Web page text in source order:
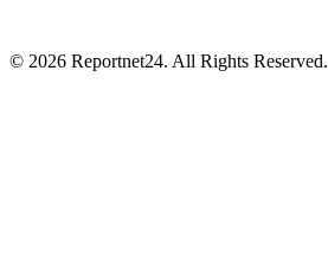
© 2026 Reportnet24. All Rights Reserved.